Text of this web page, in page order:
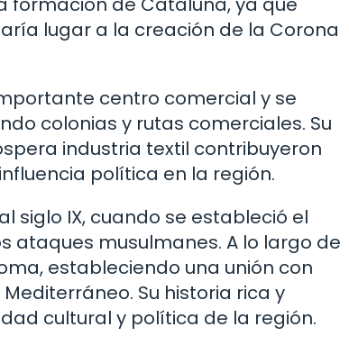
lugar a la creación de la Corona
centro comercial y se
colonias y rutas comerciales. Su
industria textil contribuyeron
política en la región.
siglo IX, cuando se estableció el
ataques musulmanes. A lo largo de
estableciendo una unión con
Su historia rica y
cultural y política de la región.